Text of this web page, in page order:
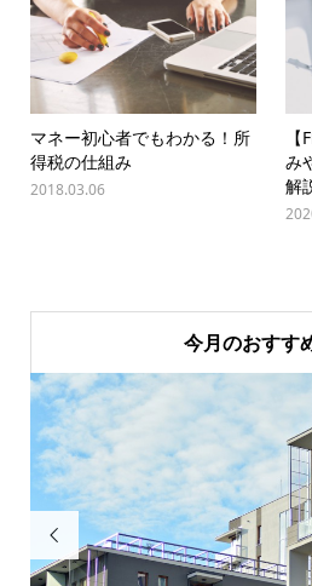
マネー初心者でもわかる！所
得税の仕組み
2018.03.06
み
解
今月のおすす
